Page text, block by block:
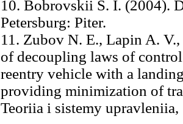
10. Bobrovskii S. I. (2004).
Petersburg: Piter.
11. Zubov N. E., Lapin A.
of decoupling laws of
reentry vehicle with a
providing minimization of
Teoriia i sistemy